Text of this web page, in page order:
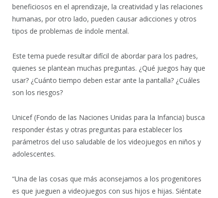
beneficiosos en el aprendizaje, la creatividad y las relaciones
humanas, por otro lado, pueden causar adicciones y otros
tipos de problemas de índole mental.
Este tema puede resultar difícil de abordar para los padres,
quienes se plantean muchas preguntas. ¿Qué juegos hay que
usar? ¿Cuánto tiempo deben estar ante la pantalla? ¿Cuáles
son los riesgos?
Unicef (Fondo de las Naciones Unidas para la Infancia) busca
responder éstas y otras preguntas para establecer los
parámetros del uso saludable de los videojuegos en niños y
adolescentes.
“Una de las cosas que más aconsejamos a los progenitores
es que jueguen a videojuegos con sus hijos e hijas. Siéntate